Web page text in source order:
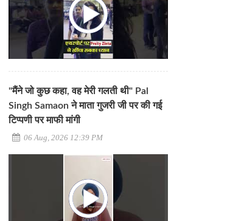
"मैंने जो कुछ कहा, वह मेरी गलती थी" Pal
Singh Samaon ने माता गुजरी जी पर की गई
टिप्पणी पर माफी मांगी
06 Aug, 2026 12:39 PM